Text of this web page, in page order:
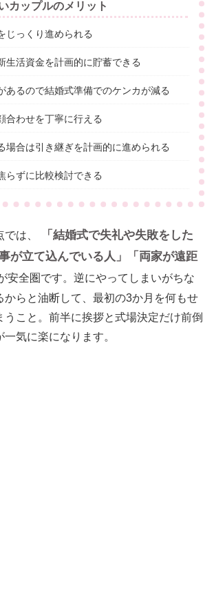
カップルのメリット
じっくり進められる
生活資金を計画的に貯蓄できる
あるので結婚式準備でのケンカが減る
合わせを丁寧に行える
場合は引き継ぎを計画的に進められる
らずに比較検討できる
は、
「結婚式で失礼や失敗をした
が立て込んでいる人」「両家が遠距
安全圏です。逆にやってしまいがちな
からと油断して、最初の3か月を何もせ
うこと。前半に挨拶と式場決定だけ前倒
気に楽になります。